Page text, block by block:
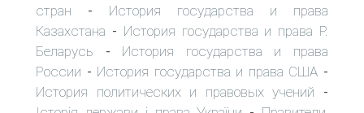
стран - История государства и права
Казахстана - История государства и права Р.
Беларусь - История государства и права
России - История государства и права США -
История политических и правовых учений -